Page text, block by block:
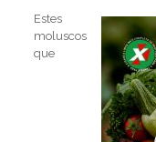
Estes
moluscos
que